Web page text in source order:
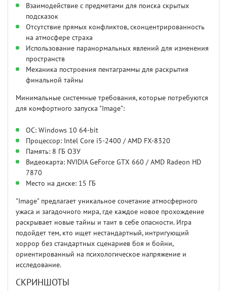
Взаимодействие с предметами для поиска скрытых
подсказок
Отсутствие прямых конфликтов, сконцентрированность
на атмосфере страха
Использование паранормальных явлений для изменения
пространств
Механика построения пентаграммы для раскрытия
финальной тайны
Минимальные системные требования, которые потребуются
для комфортного запуска "Image":
OC: Windows 10 64-bit
Процессор: Intel Core i5-2400 / AMD FX-8320
Память: 8 ГБ ОЗУ
Видеокарта: NVIDIA GeForce GTX 660 / AMD Radeon HD
7870
Место на диске: 15 ГБ
"Image" предлагает уникальное сочетание атмосферного
ужаса и загадочного мира, где каждое новое прохождение
раскрывает новые тайны и таит в себе опасности. Игра
подойдет тем, кто ищет нестандартный, интригующий
хоррор без стандартных сценариев боя и бойни,
ориентированный на психологическое напряжение и
исследование.
СКРИНШОТЫ